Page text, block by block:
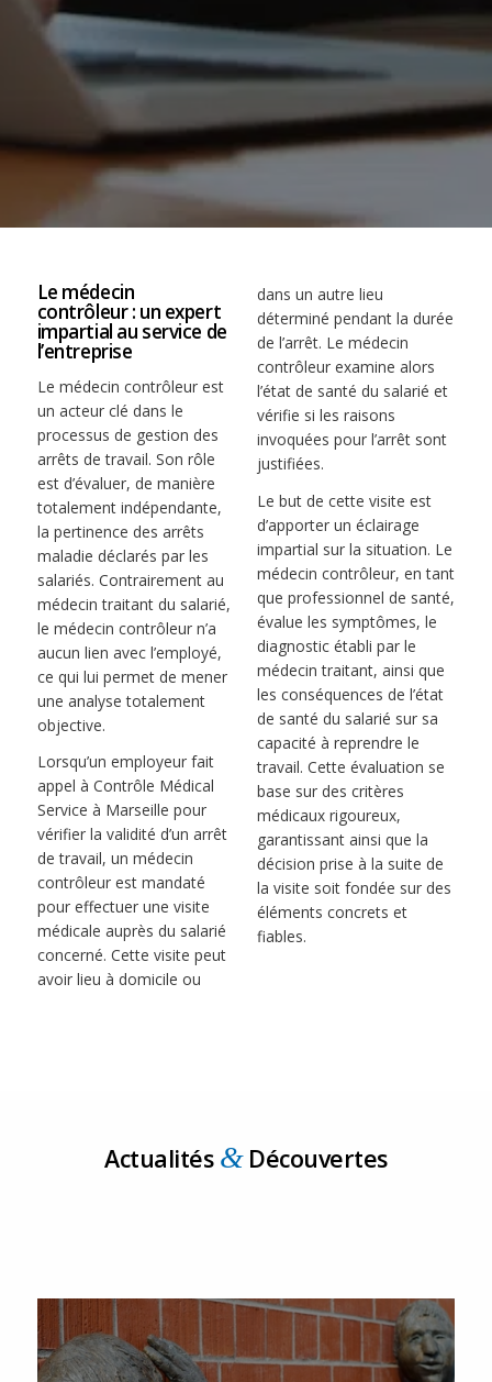
Le médecin
contrôleur : un expert
impartial au service de
l’entreprise
Le médecin contrôleur est
un acteur clé dans le
processus de gestion des
arrêts de travail. Son rôle
est d’évaluer, de manière
totalement indépendante,
la pertinence des arrêts
maladie déclarés par les
salariés. Contrairement au
médecin traitant du salarié,
le médecin contrôleur n’a
aucun lien avec l’employé,
ce qui lui permet de mener
une analyse totalement
objective.
Lorsqu’un employeur fait
appel à Contrôle Médical
Service à Marseille pour
vérifier la validité d’un arrêt
de travail, un médecin
contrôleur est mandaté
pour effectuer une visite
médicale auprès du salarié
concerné. Cette visite peut
avoir lieu à domicile ou
dans un autre lieu
déterminé pendant la durée
de l’arrêt. Le médecin
contrôleur examine alors
l’état de santé du salarié et
vérifie si les raisons
invoquées pour l’arrêt sont
justifiées.
Le but de cette visite est
d’apporter un éclairage
impartial sur la situation. Le
médecin contrôleur, en tant
que professionnel de santé,
évalue les symptômes, le
diagnostic établi par le
médecin traitant, ainsi que
les conséquences de l’état
de santé du salarié sur sa
capacité à reprendre le
travail. Cette évaluation se
base sur des critères
médicaux rigoureux,
garantissant ainsi que la
décision prise à la suite de
la visite soit fondée sur des
éléments concrets et
fiables.
Actualités &Découvertes